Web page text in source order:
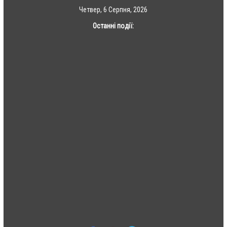
Четвер, 6 Серпня, 2026
Останні події: